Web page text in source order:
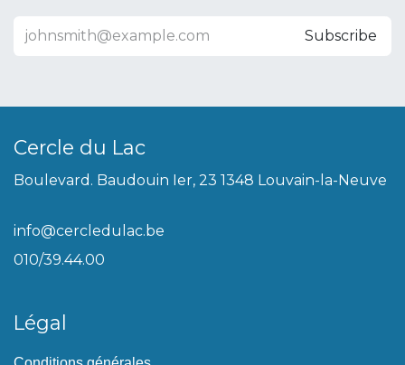
Subscribe
Cercle du Lac
Boulevard. Baudouin Ier, 23 1348 Louvain-la-Neuve
info@cercledulac.be
010/39.44.00
Légal